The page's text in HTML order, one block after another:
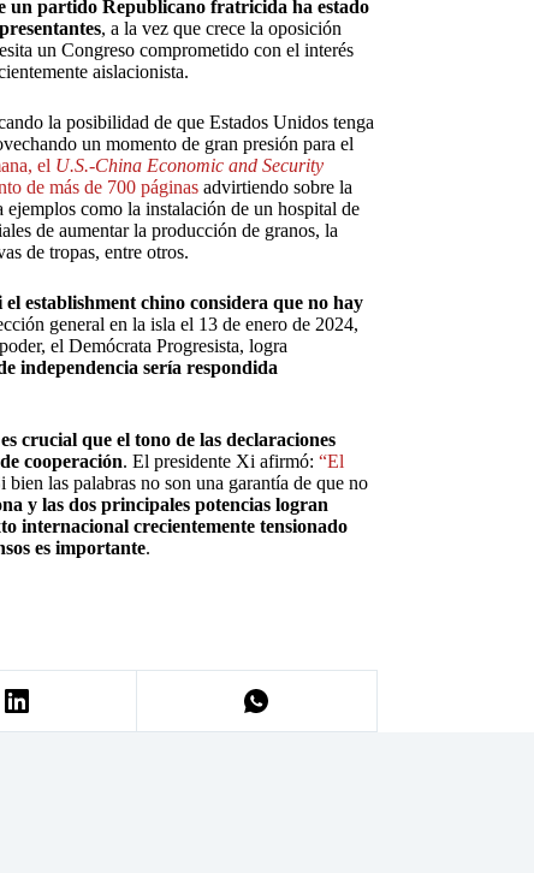
un partido Republicano fratricida ha estado
, a la vez que crece la oposición
un Congreso comprometido con el interés
aislacionista.
la posibilidad de que Estados Unidos tenga
un momento de gran presión para el
el U.S.-China Economic and Security
de más de 700 páginas advirtiendo sobre la
como la instalación de un hospital de
de aumentar la producción de granos, la
de tropas, entre otros.
establishment chino considera que no hay
general en la isla el 13 de enero de 2024,
el Demócrata Progresista, logra
independencia sería respondida
es crucial que el tono de las declaraciones
cooperación. El presidente Xi afirmó: “El
bien las palabras no son una garantía de que no
y las dos principales potencias logran
internacional crecientemente tensionado
es importante.